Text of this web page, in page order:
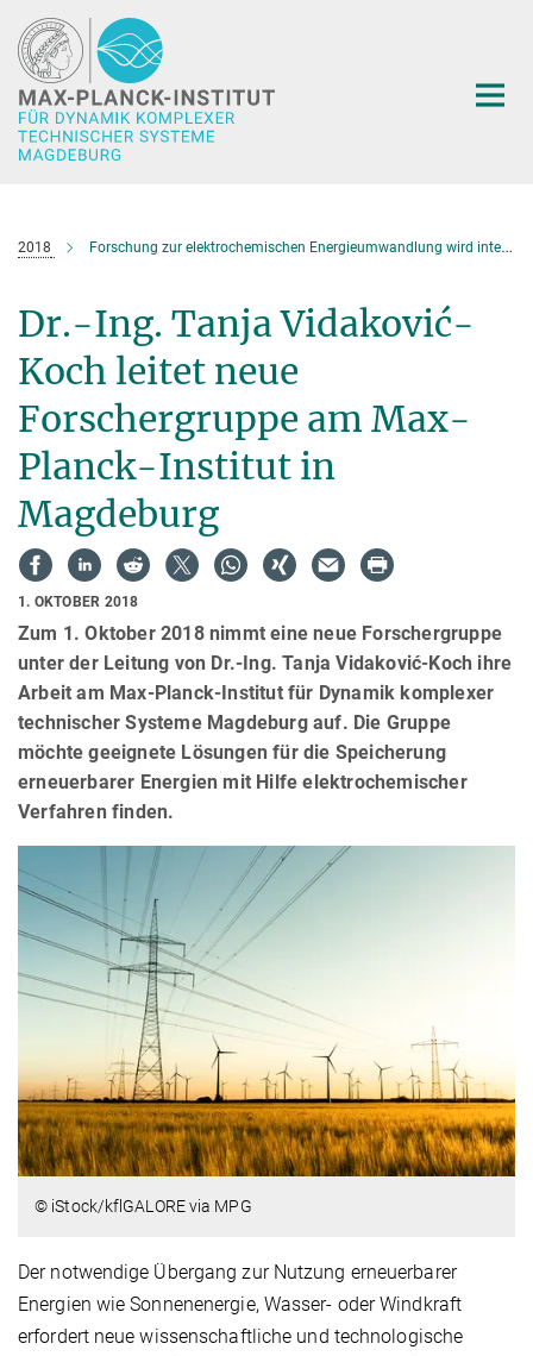
Hauptinhalt
2018 Forschung zur elektrochemischen Energieumwandlung wird intensiviert
Dr.-Ing. Tanja Vidaković-
Koch leitet neue
Forschergruppe am Max-
Planck-Institut in
Magdeburg
1. OKTOBER 2018
Zum 1. Oktober 2018 nimmt eine neue Forschergruppe
unter der Leitung von Dr.-Ing. Tanja Vidaković-Koch ihre
Arbeit am Max-Planck-Institut für Dynamik komplexer
technischer Systeme Magdeburg auf. Die Gruppe
möchte geeignete Lösungen für die Speicherung
erneuerbarer Energien mit Hilfe elektrochemischer
Verfahren finden.
© iStock/kflGALORE via MPG
Der notwendige Übergang zur Nutzung erneuerbarer
Energien wie Sonnenenergie, Wasser- oder Windkraft
erfordert neue wissenschaftliche und technologische